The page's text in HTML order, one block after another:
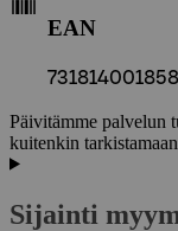
EAN
Päivitämme palvelun
kuitenkin
Sijainti